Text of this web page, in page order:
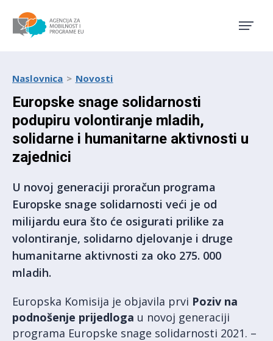
Naslovnica Novosti
Europske snage solidarnosti
podupiru volontiranje mladih,
solidarne i humanitarne aktivnosti u
zajednici
U novoj generaciji proračun programa
Europske snage solidarnosti veći je od
milijardu eura što će osigurati prilike za
volontiranje, solidarno djelovanje i druge
humanitarne aktivnosti za oko 275. 000
mladih.
Europska Komisija je objavila prvi Poziv na
podnošenje prijedloga u novoj generaciji
programa Europske snage solidarnosti 2021. –